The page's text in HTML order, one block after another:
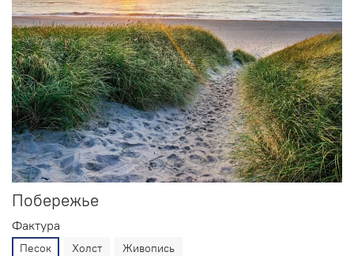
Побережье
Фактура
Песок Холст Живопись